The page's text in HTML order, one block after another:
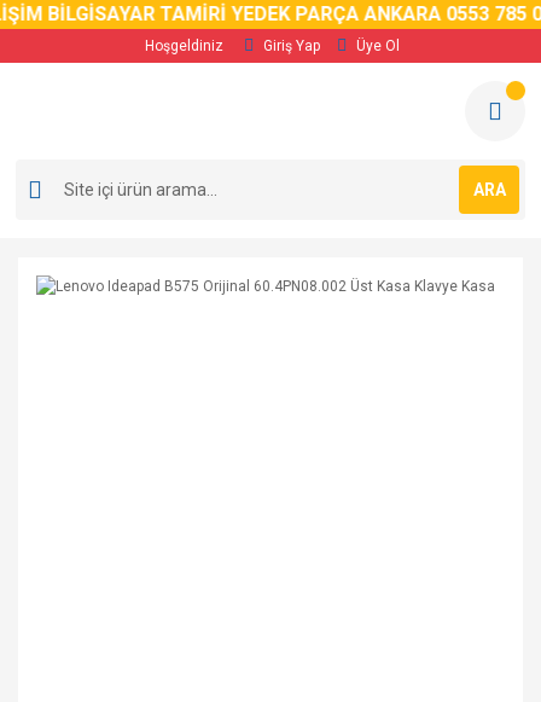
BİLGİSAYAR TAMİRİ YEDEK PARÇA ANKARA 0553 785 02
Hoşgeldiniz Giriş Yap Üye Ol
ARA